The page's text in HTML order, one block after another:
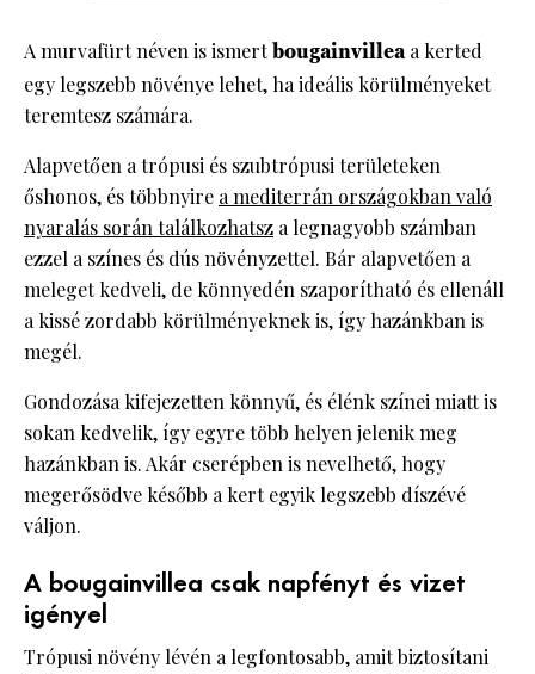
A murvafürt néven is ismertbougainvilleaa kerted
egy legszebb növénye lehet, ha ideális körülményeket
teremtesz számára.
Alapvetően a trópusi és szubtrópusi területeken
őshonos, és többnyire a mediterrán országokban való
nyaralás során találkozhatsz a legnagyobb számban
ezzel a színes és dús növényzettel. Bár alapvetően a
meleget kedveli, de könnyedén szaporítható és ellenáll
a kissé zordabb körülményeknek is, így hazánkban is
megél.
Gondozása kifejezetten könnyű, és élénk színei miatt is
sokan kedvelik, így egyre több helyen jelenik meg
hazánkban is. Akár cserépben is nevelhető, hogy
megerősödve később a kert egyik legszebb díszévé
váljon.
A bougainvillea csak napfényt és vizet
igényel
Trópusi növény lévén a legfontosabb, amit biztosítani